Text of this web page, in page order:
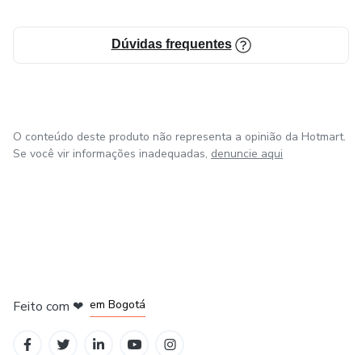
Dúvidas frequentes
O conteúdo deste produto não representa a opinião da Hotmart.
Se você vir informações inadequadas, denuncie aqui
Feito com ❤ em Bogotá